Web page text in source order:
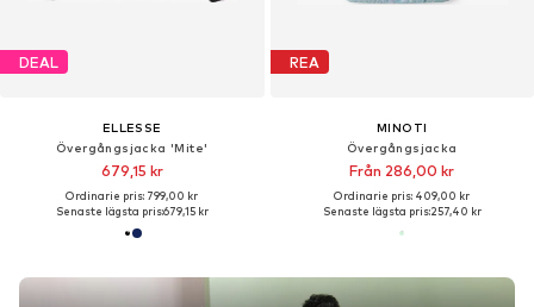
DEAL
ELLESSE
Övergångsjacka 'Mite'
679,15 kr
Ordinarie pris: 799,00 kr
Senaste lägsta pris:679,15 kr
REA
MINOTI
Övergångsjacka
Från 286,00 kr
Ordinarie pris: 409,00 kr
Senaste lägsta pris:257,40 kr